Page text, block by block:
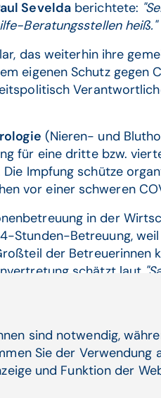
Sevelda berichtete:
Beratungsstellen heiß."
das weiterhin ihre
eigenen Schutz gegen
(Nieren- und
für eine dritte bzw.
Impfung schütze
vor einer schweren
in der
Stunden-Betreuung,
der Betreuerinnen
schätzt laut
sind notwendig,
Sie der Verwendung
und Funktion der